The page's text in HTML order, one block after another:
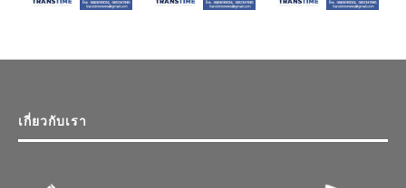
เกี่ยวกับเรา